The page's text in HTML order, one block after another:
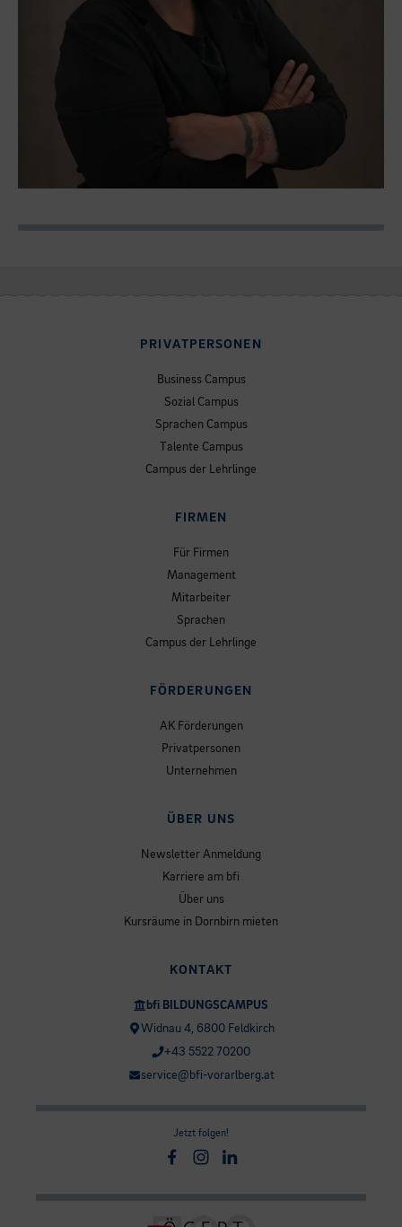
PRIVATPERSONEN
Business Campus
Sozial Campus
Sprachen Campus
Talente Campus
Campus der Lehrlinge
FIRMEN
Für Firmen
Management
Mitarbeiter
Sprachen
Campus der Lehrlinge
FÖRDERUNGEN
AK Förderungen
Privatpersonen
Unternehmen
ÜBER UNS
Newsletter Anmeldung
Karriere am bfi
Über uns
Kursräume in Dornbirn mieten
KONTAKT
bfi BILDUNGSCAMPUS
Widnau 4, 6800 Feldkirch
+43 5522 70200
service@bfi-vorarlberg.at
Jetzt folgen!
Facebook
Instagram
Linkedin